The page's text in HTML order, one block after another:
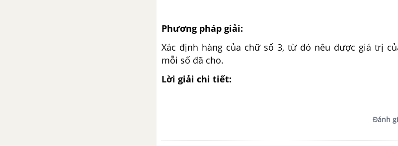
Phương pháp giải:
Xác định hàng của chữ số 3, từ đó nêu được giá trị
mỗi số đã cho.
Lời giải chi tiết:
Đánh